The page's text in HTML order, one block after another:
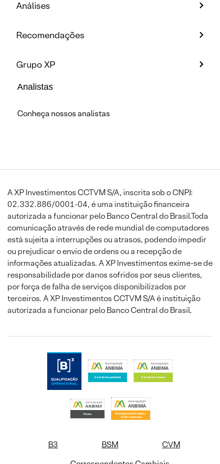
Análises
Recomendações
Grupo XP
Analistas
Conheça nossos analistas
A XP Investimentos CCTVM S/A, inscrita sob o CNPJ:
02.332.886/0001-04, é uma instituição financeira
autorizada a funcionar pelo Banco Central do Brasil.Toda
comunicação através de rede mundial de computadores
está sujeita a interrupções ou atrasos, podendo impedir
ou prejudicar o envio de ordens ou a recepção de
informações atualizadas. A XP Investimentos exime-se de
responsabilidade por danos sofridos por seus clientes,
por força de falha de serviços disponibilizados por
terceiros. A XP Investimentos CCTVM S/A é instituição
autorizada a funcionar pelo Banco Central do Brasil.
B3 BSM
CVM